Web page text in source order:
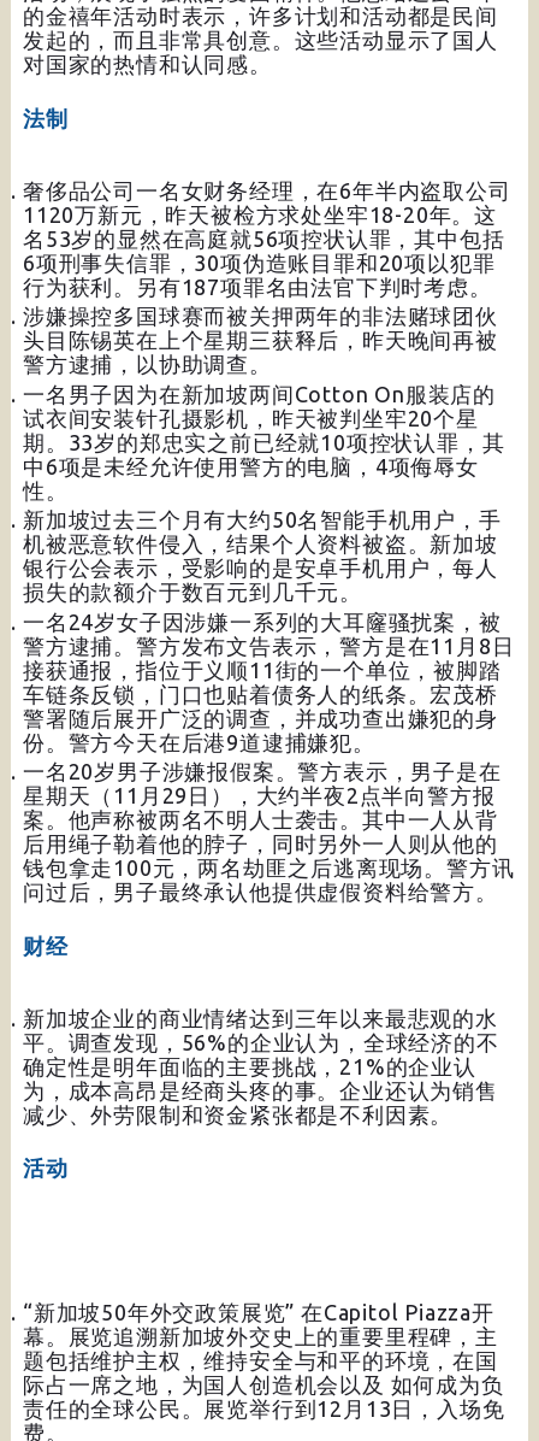
的金禧年活动时表示，许多计划和活动都是民间
发起的，而且非常具创意。这些活动显示了国人
对国家的热情和认同感。
法制
奢侈品公司一名女财务经理，在6年半内盗取公司
1120万新元，昨天被检方求处坐牢18-20年。这
名53岁的显然在高庭就56项控状认罪，其中包括
6项刑事失信罪，30项伪造账目罪和20项以犯罪
行为获利。另有187项罪名由法官下判时考虑。
涉嫌操控多国球赛而被关押两年的非法赌球团伙
头目陈锡英在上个星期三获释后，昨天晚间再被
警方逮捕，以协助调查。
一名男子因为在新加坡两间Cotton On服装店的
试衣间安装针孔摄影机，昨天被判坐牢20个星
期。33岁的郑忠实之前已经就10项控状认罪，其
中6项是未经允许使用警方的电脑，4项侮辱女
性。
新加坡过去三个月有大约50名智能手机用户，手
机被恶意软件侵入，结果个人资料被盗。新加坡
银行公会表示，受影响的是安卓手机用户，每人
损失的款额介于数百元到几千元。
一名24岁女子因涉嫌一系列的大耳窿骚扰案，被
警方逮捕。警方发布文告表示，警方是在11月8日
接获通报，指位于义顺11街的一个单位，被脚踏
车链条反锁，门口也贴着债务人的纸条。宏茂桥
警署随后展开广泛的调查，并成功查出嫌犯的身
份。警方今天在后港9道逮捕嫌犯。
一名20岁男子涉嫌报假案。警方表示，男子是在
星期天（11月29日），大约半夜2点半向警方报
案。他声称被两名不明人士袭击。其中一人从背
后用绳子勒着他的脖子，同时另外一人则从他的
钱包拿走100元，两名劫匪之后逃离现场。警方讯
问过后，男子最终承认他提供虚假资料给警方。
财经
新加坡企业的商业情绪达到三年以来最悲观的水
平。调查发现，56%的企业认为，全球经济的不
确定性是明年面临的主要挑战，21%的企业认
为，成本高昂是经商头疼的事。企业还认为销售
减少、外劳限制和资金紧张都是不利因素。
活动
“新加坡50年外交政策展览” 在Capitol Piazza开
幕。展览追溯新加坡外交史上的重要里程碑，主
题包括维护主权，维持安全与和平的环境，在国
际占一席之地，为国人创造机会以及 如何成为负
责任的全球公民。展览举行到12月13日，入场免
费。